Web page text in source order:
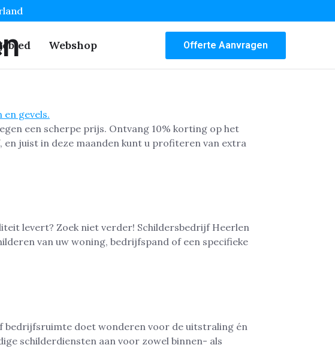
Webshop Offerte Aanvragen
een scherpe prijs. Ontvang 10% korting op het
juist in deze maanden kunt u profiteren van extra
levert? Zoek niet verder! Schildersbedrijf Heerlen
van uw woning, bedrijfspand of een specifieke
bedrijfsruimte doet wonderen voor de uitstraling én
schilderdiensten aan voor zowel binnen- als